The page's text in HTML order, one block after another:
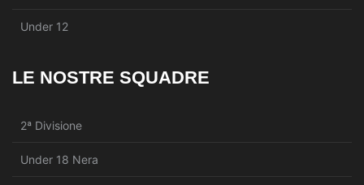
Under 12
LE NOSTRE SQUADRE
2ª Divisione
Under 18 Nera